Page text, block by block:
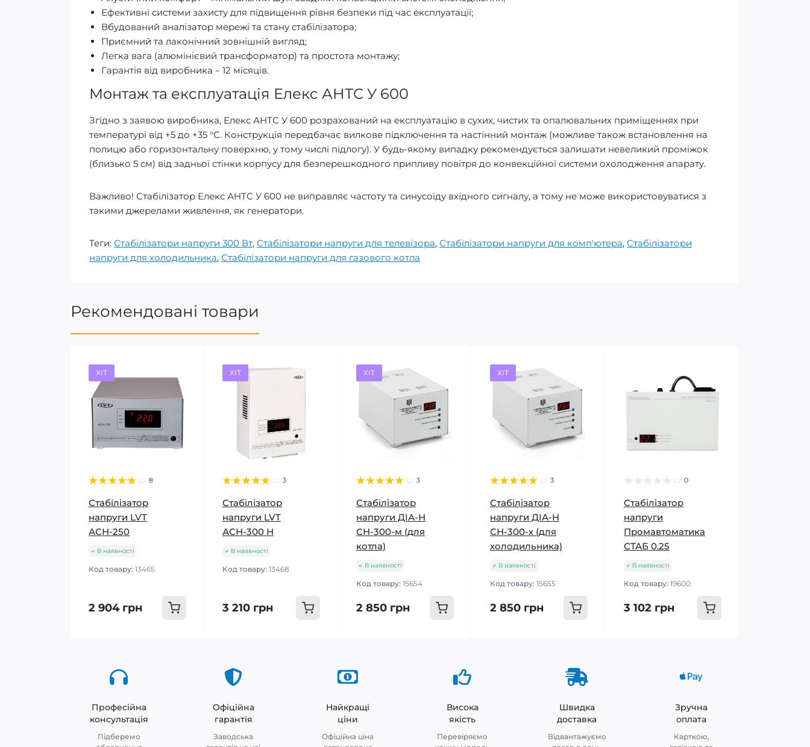
Ефективні системи захисту для підвищення рівня безпеки під час експлуатації;
Вбудований аналізатор мережі та стану стабілізатора;
Приємний та лаконічний зовнішній вигляд;
Легка вага (алюмінієвий трансформатор) та простота монтажу;
Гарантія від виробника – 12 місяців.
Монтаж та експлуатація Елекс АНТС У 600
Згідно з заявою виробника, Елекс АНТС У 600 розрахований на експлуатацію в сухих, чистих та опалювальних приміщеннях при
температурі від +5 до +35 °C. Конструкція передбачає вилкове підключення та настінний монтаж (можливе також встановлення на
полицю або горизонтальну поверхню, у тому числі підлогу). У будь-якому випадку рекомендується залишати невеликий проміжок
(близько 5 см) від задньої стінки корпусу для безперешкодного припливу повітря до конвекційної системи охолодження апарату.
Важливо! Стабілізатор Елекс АНТС У 600 не виправляє частоту та синусоїду вхідного сигналу, а тому не може використовуватися з
такими джерелами живлення, як генератори.
Теги: Стабілізатори напруги 300 Вт, Стабілізатори напруги для телевізора, Стабілізатори напруги для комп'ютера, Стабілізатори
напруги для холодильника, Стабілізатори напруги для газового котла
Рекомендовані товари
ХІТ
8
Стабілізатор
напруги LVT
АСН-250
В наявності
Код товару: 13465
2 904 грн
ХІТ
3
Стабілізатор
напруги LVT
АСН-300 Н
В наявності
Код товару: 13468
3 210 грн
ХІТ
3
Стабілізатор
напруги ДІА-Н
СН-300-м (для
котла)
В наявності
Код товару: 15654
2 850 грн
ХІТ
3
Стабілізатор
напруги ДІА-Н
СН-300-х (для
холодильника)
В наявності
Код товару: 15655
2 850 грн
0
Стабілізатор
напруги
Промавтоматика
СТАБ 0.25
В наявності
Код товару: 19600
3 102 грн
Професійна
консультація
Підберемо
Офіційна
гарантія
Заводська
Найкращі
ціни
Офіційна ціна
Висока
якість
Перевіряємо
Швидка
доставка
Відвантажуємо
Зручна
оплата
Карткою,